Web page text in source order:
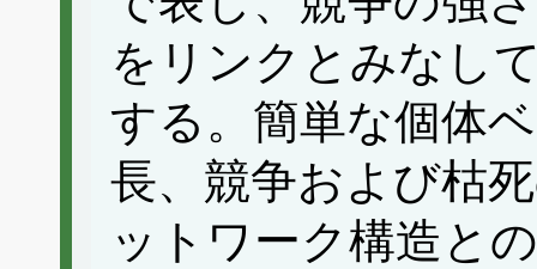
をリンクとみなし
する。簡単な個体
長、競争および枯
ットワーク構造と